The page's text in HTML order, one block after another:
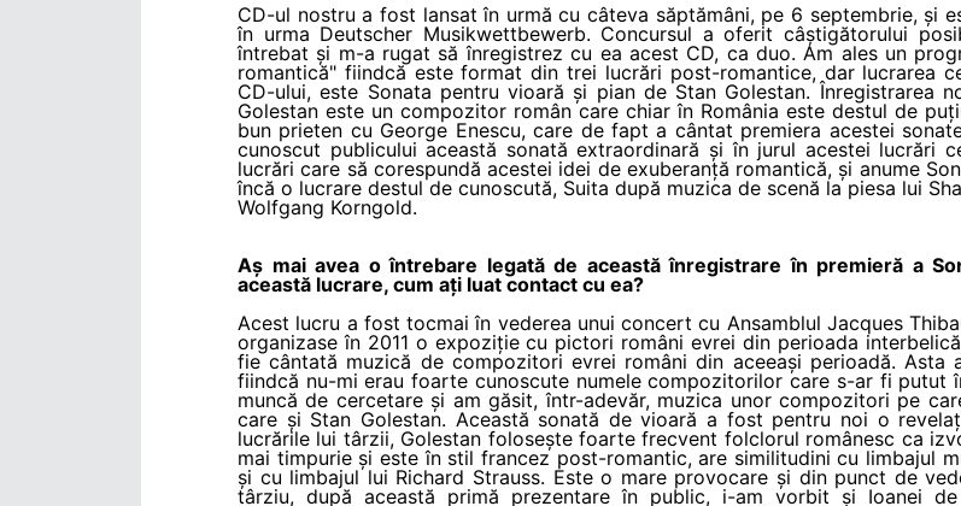
CD-ul nostru a fost lansat în urmă cu câteva săptămâni, pe 6 septembrie, și
în urma Deutscher Musikwettbewerb. Concursul a oferit câștigătorului
întrebat și m-a rugat să înregistrez cu ea acest CD, ca duo. Am ales un
romantică" fiindcă este format din trei lucrări post-romantice, dar lucrarea
CD-ului, este Sonata pentru vioară și pian de Stan Golestan. Înregistrarea
Golestan este un compozitor român care chiar în România este destul de
bun prieten cu George Enescu, care de fapt a cântat premiera acestei
cunoscut publicului această sonată extraordinară și în jurul acestei lucrări
lucrări care să corespundă acestei idei de exuberanță romantică, și anume
încă o lucrare destul de cunoscută, Suita după muzica de scenă la piesa lui
Wolfgang Korngold.
Aș mai avea o întrebare legată de această înregistrare în premieră a
această lucrare, cum ați luat contact cu ea?
Acest lucru a fost tocmai în vederea unui concert cu Ansamblul Jacques
organizase în 2011 o expoziție cu pictori români evrei din perioada
fie cântată muzică de compozitori evrei români din aceeași perioadă.
fiindcă nu-mi erau foarte cunoscute numele compozitorilor care s-ar fi putut
muncă de cercetare și am găsit, într-adevăr, muzica unor compozitori pe
care și Stan Golestan. Această sonată de vioară a fost pentru noi o
lucrările lui târzii, Golestan folosește foarte frecvent folclorul românesc ca
mai timpurie și este în stil francez post-romantic, are similitudini cu limbajul
și cu limbajul lui Richard Strauss. Este o mare provocare și din punct de
târziu, după această primă prezentare în public, i-am vorbit și Ioanei